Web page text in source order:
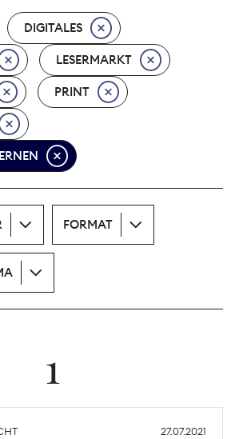
Nachhaltigkeit
Nachwuchs
Nova Award
Pressefreiheit
Print
Recht
Tarifpolitik
Wolff-Preis
DIGITALES
LESERMARKT
PRINT
FORMAT
1
27.07.2021